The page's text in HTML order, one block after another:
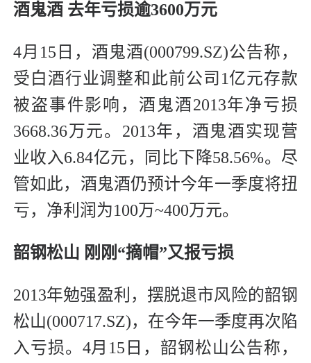
酒鬼酒 去年亏损逾3600万元
4月15日，酒鬼酒(000799.SZ)公告称，
受白酒行业调整和此前公司1亿元存款
被盗事件影响，酒鬼酒2013年净亏损
3668.36万元。2013年，酒鬼酒实现营
业收入6.84亿元，同比下降58.56%。尽
管如此，酒鬼酒仍预计今年一季度将扭
亏，净利润为100万~400万元。
韶钢松山 刚刚“摘帽”又报亏损
2013年勉强盈利，摆脱退市风险的韶钢
松山(000717.SZ)，在今年一季度再次陷
入亏损。4月15日，韶钢松山公告称，